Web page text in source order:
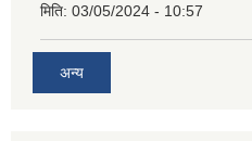
मिति: 03/05/2024 - 10:57
अन्य